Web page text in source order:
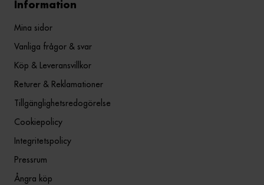
Information
Mina sidor
Vanliga frågor & svar
Köp & Leveransvillkor
Returer & Reklamationer
Tillgänglighetsredogörelse
Cookiepolicy
Integritetspolicy
Pressrum
Ångra köp